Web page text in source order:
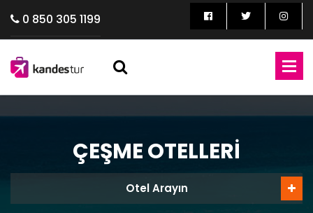
0 850 305 1199
ÇEŞME OTELLERI
Otel Arayın